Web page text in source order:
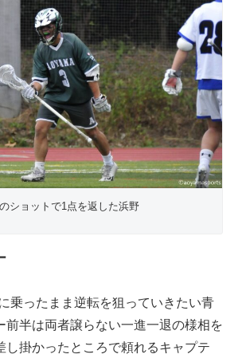
ショットで1点を返した浜野
乗ったまま逆転を狙っていきたい青
前半は両者譲らない一進一退の様相を
し掛かったところで頼れるキャプテ